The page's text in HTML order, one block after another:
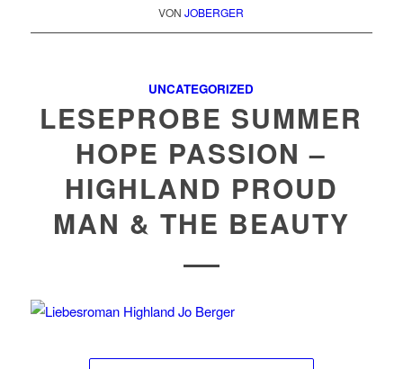
VONJOBERGER
UNCATEGORIZED
LESEPROBE SUMMER
HOPE PASSION –
HIGHLAND PROUD
MAN & THE BEAUTY